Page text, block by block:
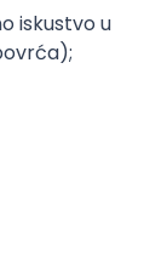
iskustvo u